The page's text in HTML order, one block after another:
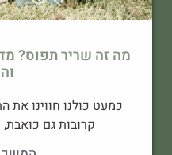
מה זה שריר תפוס?
כמעט כולנו חווינו
קרובות גם